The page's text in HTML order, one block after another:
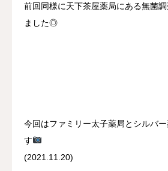
前回同様に天下茶屋薬局にある無菌
ました◎
今回はファミリー太子薬局とシルバ
す
(2021.11.20)